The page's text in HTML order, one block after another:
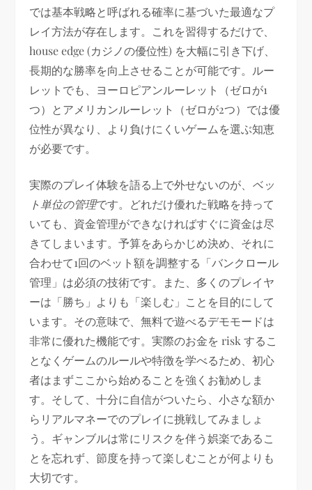
では基本戦略と呼ばれる確率に基づいた最適なプ
レイ方法が存在します。これを習得するだけで、
house edge (カジノの優位性) を大幅に引き下げ、
長期的な勝率を向上させることが可能です。ルー
レットでも、ヨーロピアンルーレット（ゼロが1
つ）とアメリカンルーレット（ゼロが2つ）では優
位性が異なり、より負けにくいゲームを選ぶ知恵
が必要です。
実際のプレイ体験を語る上で外せないのが、 ベッ
ト単位の管理です。どれだけ優れた戦略を持って
いても、資金管理ができなければすぐに資金は尽
きてしまいます。予算をあらかじめ決め、それに
合わせて1回のベット額を調整する「バンクロール
管理」は必須の技術です。また、多くのプレイヤ
ーは「勝ち」よりも「楽しむ」ことを目的にして
います。その意味で、無料で遊べるデモモードは
非常に優れた機能です。実際のお金を risk するこ
となくゲームのルールや特徴を学べるため、初心
者はまずここから始めることを強くお勧めしま
す。そして、十分に自信がついたら、小さな額か
らリアルマネーでのプレイに挑戦してみましょ
う。ギャンブルは常にリスクを伴う娯楽であるこ
とを忘れず、節度を持って楽しむことが何よりも
大切です。